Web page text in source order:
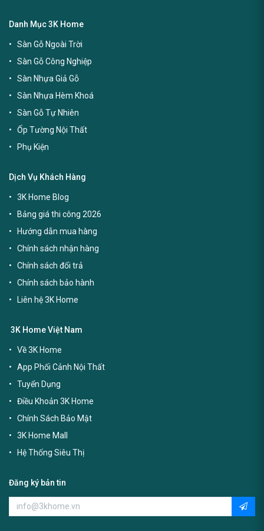
Danh Mục 3K Home
Sàn Gỗ Ngoài Trời
Sàn Gỗ Công Nghiệp
Sàn Nhựa Giả Gỗ
Sàn Nhựa Hèm Khoá
Sàn Gỗ Tự Nhiên
Ốp Tường Nội Thất
Phụ Kiện
Dịch Vụ Khách Hàng
3K Home Blog
Bảng giá thi công 2026
Hướng dẫn mua hàng
Chính sách nhận hàng
Chính sách đổi trả
Chính sách bảo hành
Liên hệ 3K Home
3K Home Việt Nam
Về 3K Home
App Phối Cảnh Nội Thất
Tuyển Dụng
Điều Khoản 3K Home
Chính Sách Bảo Mật
3K Home Mall
Hệ Thống Siêu Thị
Đăng ký bản tin